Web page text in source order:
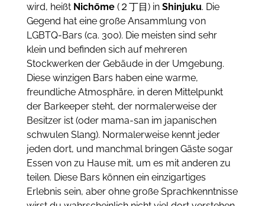
wird, heißt Nichōme (２丁目) in Shinjuku. Die
Gegend hat eine große Ansammlung von
LGBTQ-Bars (ca. 300). Die meisten sind sehr
klein und befinden sich auf mehreren
Stockwerken der Gebäude in der Umgebung.
Diese winzigen Bars haben eine warme,
freundliche Atmosphäre, in deren Mittelpunkt
der Barkeeper steht, der normalerweise der
Besitzer ist (oder mama-san im japanischen
schwulen Slang). Normalerweise kennt jeder
jeden dort, und manchmal bringen Gäste sogar
Essen von zu Hause mit, um es mit anderen zu
teilen. Diese Bars können ein einzigartiges
Erlebnis sein, aber ohne große Sprachkenntnisse